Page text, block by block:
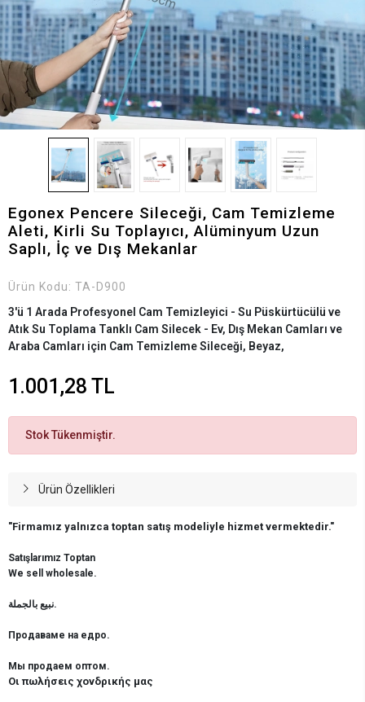
Egonex Pencere Sileceği, Cam Temizleme
Aleti, Kirli Su Toplayıcı, Alüminyum Uzun
Saplı, İç ve Dış Mekanlar
Ürün Kodu: TA-D900
3'ü 1 Arada Profesyonel Cam Temizleyici - Su Püskürtücülü ve
Atık Su Toplama Tanklı Cam Silecek - Ev, Dış Mekan Camları ve
Araba Camları için Cam Temizleme Sileceği, Beyaz,
1.001,28 TL
Stok Tükenmiştir.
Ürün Özellikleri
"Firmamız yalnızca toptan satış modeliyle hizmet vermektedir."
Satışlarımız Toptan
We sell wholesale.
نبيع بالجملة.
Продаваме на едро.
Мы продаем оптом.
Οι πωλήσεις χονδρικής μας